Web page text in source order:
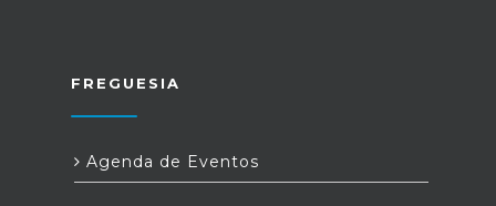
FREGUESIA
Agenda de Eventos